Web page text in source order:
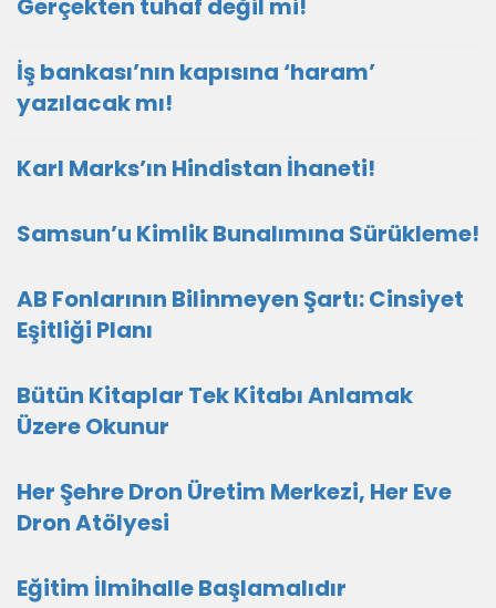
Gerçekten tuhaf değil mi!
İş bankası’nın kapısına ‘haram’
yazılacak mı!
Karl Marks’ın Hindistan İhaneti!
Samsun’u Kimlik Bunalımına Sürükleme!
AB Fonlarının Bilinmeyen Şartı: Cinsiyet
Eşitliği Planı
Bütün Kitaplar Tek Kitabı Anlamak
Üzere Okunur
Her Şehre Dron Üretim Merkezi, Her Eve
Dron Atölyesi
Eğitim İlmihalle Başlamalıdır